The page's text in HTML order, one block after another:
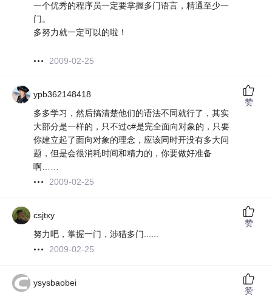
一个优秀的程序员一定要掌握多门语言，精通至少一
门。
多努力就一定可以的啦！
2009-02-25
ypb362148418
多多学习，然后搞清楚他们的语法不同就行了，其实
大部分是一样的，只不过c#是完全面向对象的，只要
你建立起了面向对象的理念，应该同时开没有多大问
题，但是会很消耗时间和精力的，你要做好准备
啊……
2009-02-25
赞
csjtxy
努力吧，掌握一门，涉猎多门......
2009-02-25
赞
ysysbaobei
赞